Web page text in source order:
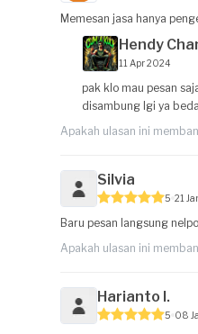
Memesan jasa hanya
Hendy
11 Apr 2024
pak klo mau pesan
disambung lgi ya
Apakah ulasan ini
Silvia
5 21
Baru pesan langsung
Apakah ulasan ini
Harianto I.
5 08